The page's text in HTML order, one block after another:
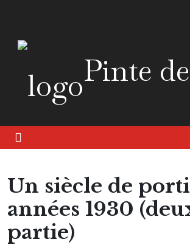
Pinte
Un siècle de
années 1930
partie)
Amérique Europe